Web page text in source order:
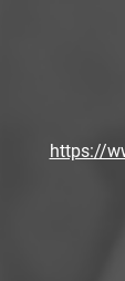
https://